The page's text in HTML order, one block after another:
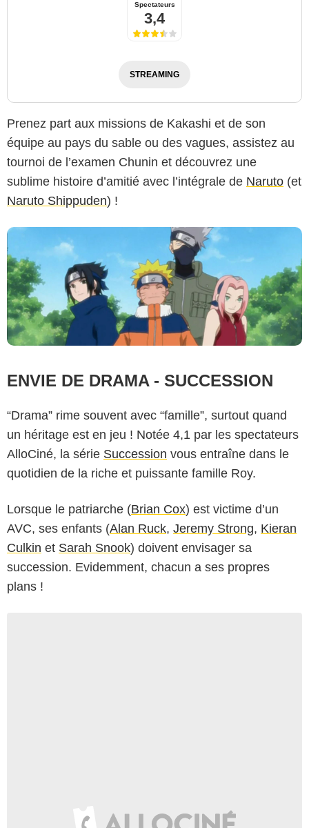
Spectateurs
3,4
STREAMING
Prenez part aux missions de Kakashi et de son
équipe au pays du sable ou des vagues, assistez au
tournoi de l’examen Chunin et découvrez une
sublime histoire d’amitié avec l’intégrale de Naruto (et
Naruto Shippuden) !
ENVIE DE DRAMA - SUCCESSION
“Drama” rime souvent avec “famille”, surtout quand
un héritage est en jeu ! Notée 4,1 par les spectateurs
AlloCiné, la série Succession vous entraîne dans le
quotidien de la riche et puissante famille Roy.
Lorsque le patriarche (Brian Cox) est victime d’un
AVC, ses enfants (Alan Ruck, Jeremy Strong, Kieran
Culkin et Sarah Snook) doivent envisager sa
succession. Evidemment, chacun a ses propres
plans !